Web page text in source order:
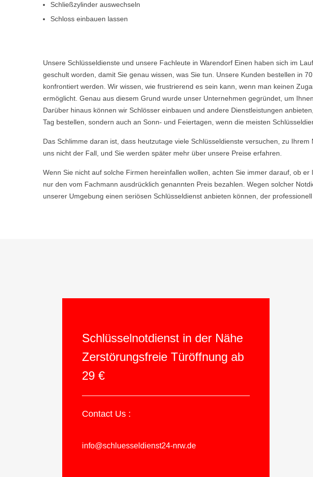
Schließzylinder auswechseln
Schloss einbauen lassen
Unsere Schlüsseldienste und unsere Fachleute in Warendorf Einen haben sich im
geschult worden, damit Sie genau wissen, was Sie tun. Unsere Kunden bestellen in
konfrontiert werden. Wir wissen, wie frustrierend es sein kann, wenn man keinen
ermöglicht. Genau aus diesem Grund wurde unser Unternehmen gegründet, um
Darüber hinaus können wir Schlösser einbauen und andere Dienstleistungen
Tag bestellen, sondern auch an Sonn- und Feiertagen, wenn die meisten
Das Schlimme daran ist, dass heutzutage viele Schlüsseldienste versuchen, zu
uns nicht der Fall, und Sie werden später mehr über unsere Preise erfahren.
Wenn Sie nicht auf solche Firmen hereinfallen wollen, achten Sie immer darauf, ob
nur den vom Fachmann ausdrücklich genannten Preis bezahlen. Wegen solcher
unserer Umgebung einen seriösen Schlüsseldienst anbieten können, der
Schlüsselnotdienst in der Nähe
Zerstörungsfreie Türöffnung ab
29 €
Contact Us :
info@schluesseldienst24-nrw.de